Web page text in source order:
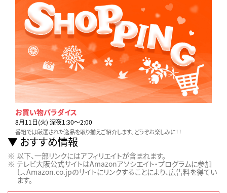
お買い物パラダイス
8月11日(火) 深夜1:30〜2:00
番組では厳選された逸品を取り揃えご紹介します。どうぞお楽しみに！！
おすすめ情報
以下、一部リンクにはアフィリエイトが含まれます。
テレビ大阪公式サイトはAmazonアソシエイト・プログラムに参加
し、Amazon.co.jpのサイトにリンクすることにより、広告料を得てい
ます。